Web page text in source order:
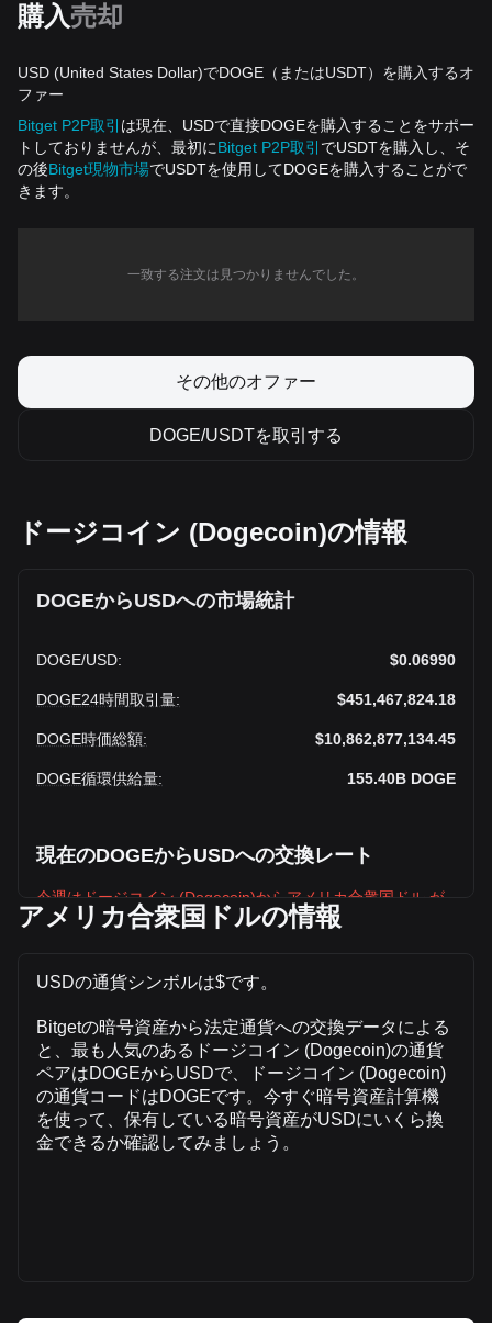
購入売却
USD (United States Dollar)でDOGE（またはUSDT）を購入するオ
ファー
Bitget P2P取引 は現在、USDで直接DOGEを購入することをサポー
トしておりませんが、最初にBitget P2P取引 でUSDTを購入し、そ
の後Bitget現物市場でUSDTを使用してDOGEを購入することがで
きます。
一致する注文は見つかりませんでした。
その他のオファー
DOGE/USDTを取引する
ドージコイン (Dogecoin)の情報
DOGEからUSDへの市場統計
DOGE/USD: $0.06990
DOGE24時間取引量: $451,467,824.18
DOGE時価総額: $10,862,877,134.45
DOGE循環供給量: 155.40B DOGE
現在のDOGEからUSDへの交換レート
今週はドージコイン (Dogecoin)からアメリカ合衆国ドル が
下落しています
$0.06990で、循環供給量は155,401,490,000 DOGE、合計時
(Dogecoin)の取引量は過去24時間で +10.93%
($44,499,540.06 USD)変化しており、DOGEの前日の取引量
は$406,968,284.12でした。
Bitgetのドージコイン (Dogecoin)についての
詳細情報
アメリカ合衆国ドルの情報
USDの通貨シンボルは$です。
Bitgetの暗号資産から法定通貨への交換データによる
と、最も人気のあるドージコイン (Dogecoin)の通貨
ペアはDOGEからUSDで、ドージコイン (Dogecoin)
の通貨コードはDOGEです。今すぐ暗号資産計算機
を使って、保有している暗号資産がUSDにいくら換
金できるか確認してみましょう。